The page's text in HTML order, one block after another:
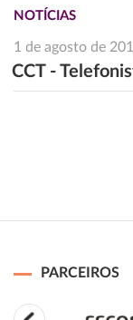
NOTÍCIAS
1 de agosto de
CCT -
PARCEIROS